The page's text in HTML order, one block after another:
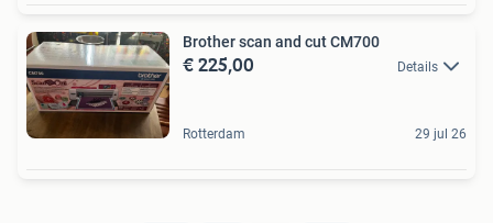
Brother scan and cut CM700
€ 225,00 Details
Rotterdam 29 jul 26